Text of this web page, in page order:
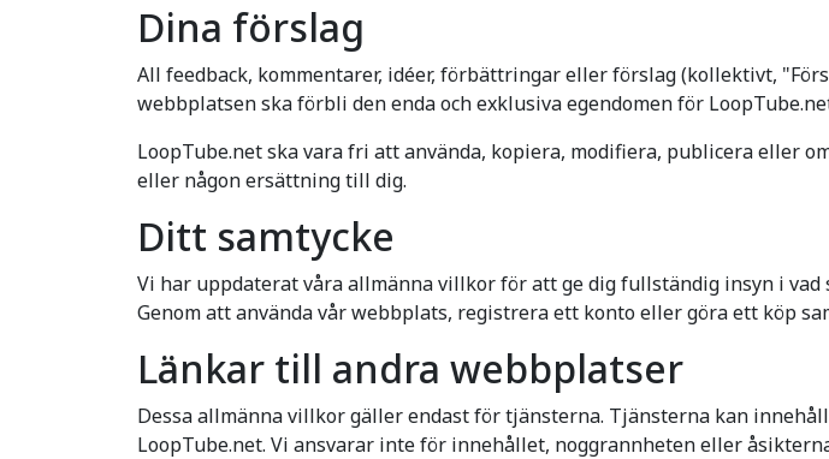
Dina förslag
All feedback, kommentarer, idéer, förbättringar eller förslag (kollektivt,
webbplatsen ska förbli den enda och exklusiva egendomen för
LoopTube.net ska vara fri att använda, kopiera, modifiera, publicera eller
eller någon ersättning till dig.
Ditt samtycke
Vi har uppdaterat våra allmänna villkor för att ge dig fullständig insyn i
Genom att använda vår webbplats, registrera ett konto eller göra ett köp
Länkar till andra webbplatser
Dessa allmänna villkor gäller endast för tjänsterna. Tjänsterna kan
LoopTube.net. Vi ansvarar inte för innehållet, noggrannheten eller